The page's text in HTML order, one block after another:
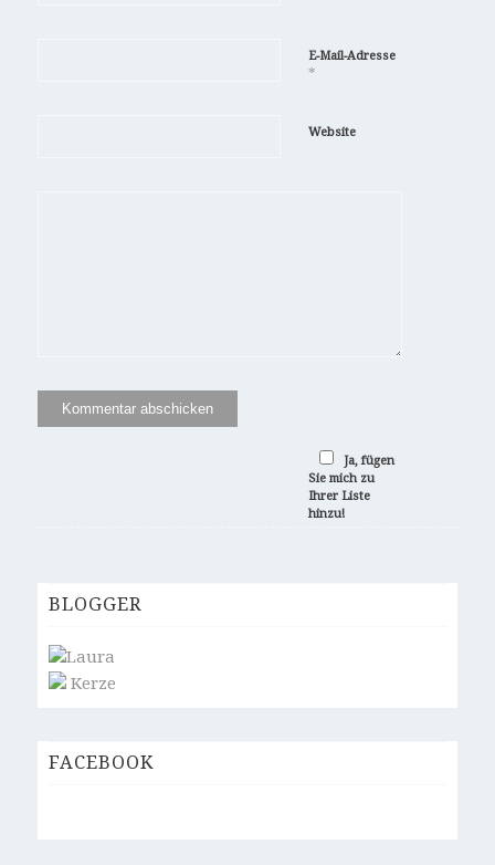
E-Mail-Adresse
*
Website
Ja, fügen
Sie mich zu
Ihrer Liste
hinzu!
BLOGGER
Laura
Kerze
FACEBOOK